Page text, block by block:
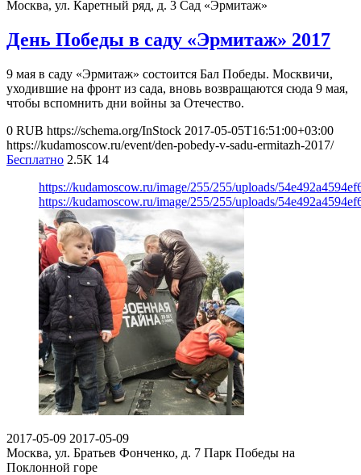
Москва, ул. Каретный ряд, д. 3 Сад «Эрмитаж»
День Победы в саду «Эрмитаж» 2017
9 мая в саду «Эрмитаж» состоится Бал Победы. Москвичи,
уходившие на фронт из сада, вновь возвращаются сюда 9 мая,
чтобы вспомнить дни войны за Отечество.
0 RUB https://schema.org/InStock 2017-05-05T16:51:00+03:00
https://kudamoscow.ru/event/den-pobedy-v-sadu-ermitazh-2017/
Бесплатно 2.5K 14
https://kudamoscow.ru/image/255/255/uploads/
https://kudamoscow.ru/image/255/255/uploads/
2017-05-09 2017-05-09
Москва, ул. Братьев Фонченко, д. 7 Парк Победы на
Поклонной горе